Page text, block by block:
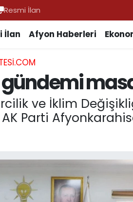
Resmi İlan
İlan Afyon Haberleri
ve İklim
AK Parti